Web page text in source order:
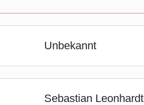
Unbekannt
Sebastian Leonhardt